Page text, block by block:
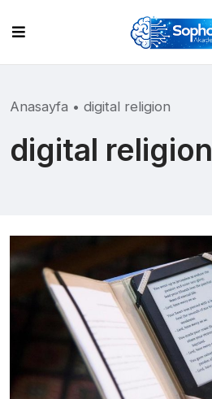
content
Anasayfa • digital religion
digital religion